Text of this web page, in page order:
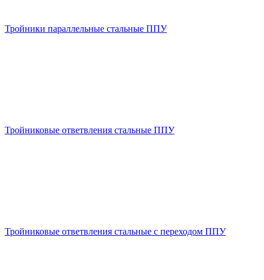
Тройники параллельные стальные ППУ
Тройниковые ответвления стальные ППУ
Тройниковые ответвления стальные с переходом ППУ